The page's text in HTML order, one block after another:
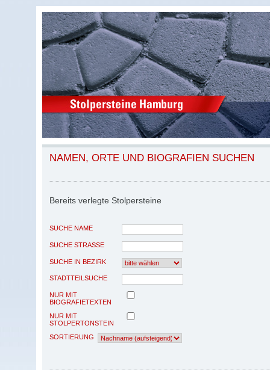
NAMEN, ORTE UND BIOGRAFIEN SUCHEN
Bereits verlegte Stolpersteine
SUCHE NAME
SUCHE STRASSE
SUCHE IN BEZIRK
STADTTEILSUCHE
NUR MIT
BIOGRAFIETEXTEN
NUR MIT
STOLPERTONSTEIN
SORTIERUNG